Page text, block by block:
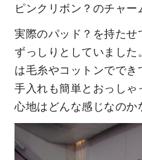
ピンクリボン？のチャー
実際のパッド？を持たせ
ずっしりとしていました
は毛糸やコットンでで
手入れも簡単とおっし
心地はどんな感じなのか